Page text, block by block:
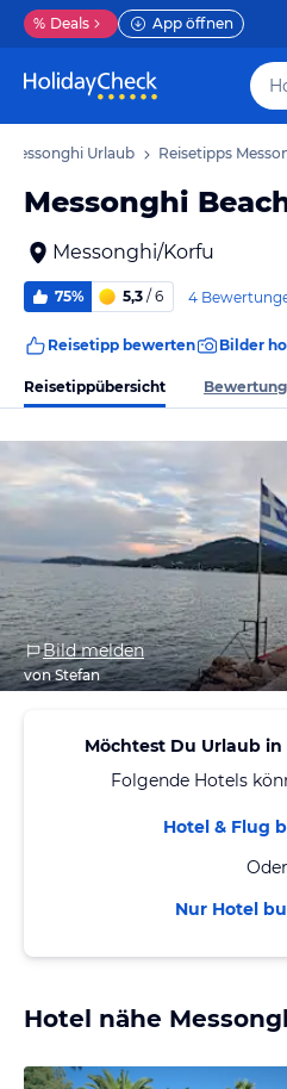
% Deals App öffnen
Messonghi Urlaub Reisetipps
Messonghi
Messonghi/Korfu
75% 5,3 / 6 4
Reisetipp bewerten Bilder
Reisetippübersicht
Bild melden
von Stefan
Möchtest Du Urlaub
Folgende Hotels
Hotel & Flug
Oder
Nur Hotel
Hotel nähe